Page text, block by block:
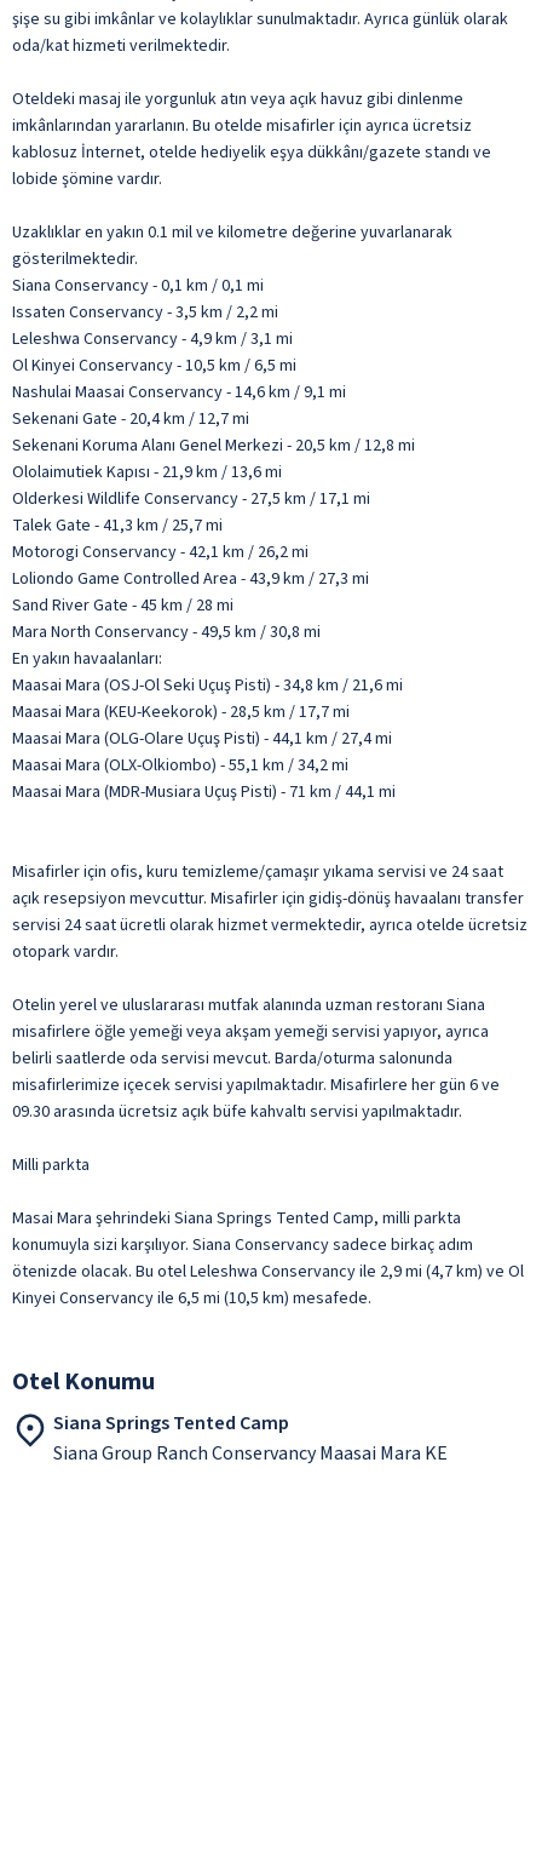
şişe su gibi imkânlar ve kolaylıklar sunulmaktadır. Ayrıca günlük olarak
oda/kat hizmeti verilmektedir.
Oteldeki masaj ile yorgunluk atın veya açık havuz gibi dinlenme
imkânlarından yararlanın. Bu otelde misafirler için ayrıca ücretsiz
kablosuz İnternet, otelde hediyelik eşya dükkânı/gazete standı ve
lobide şömine vardır.
Uzaklıklar en yakın 0.1 mil ve kilometre değerine yuvarlanarak
gösterilmektedir.
Siana Conservancy - 0,1 km / 0,1 mi
Issaten Conservancy - 3,5 km / 2,2 mi
Leleshwa Conservancy - 4,9 km / 3,1 mi
Ol Kinyei Conservancy - 10,5 km / 6,5 mi
Nashulai Maasai Conservancy - 14,6 km / 9,1 mi
Sekenani Gate - 20,4 km / 12,7 mi
Sekenani Koruma Alanı Genel Merkezi - 20,5 km / 12,8 mi
Ololaimutiek Kapısı - 21,9 km / 13,6 mi
Olderkesi Wildlife Conservancy - 27,5 km / 17,1 mi
Talek Gate - 41,3 km / 25,7 mi
Motorogi Conservancy - 42,1 km / 26,2 mi
Loliondo Game Controlled Area - 43,9 km / 27,3 mi
Sand River Gate - 45 km / 28 mi
Mara North Conservancy - 49,5 km / 30,8 mi
En yakın havaalanları:
Maasai Mara (OSJ-Ol Seki Uçuş Pisti) - 34,8 km / 21,6 mi
Maasai Mara (KEU-Keekorok) - 28,5 km / 17,7 mi
Maasai Mara (OLG-Olare Uçuş Pisti) - 44,1 km / 27,4 mi
Maasai Mara (OLX-Olkiombo) - 55,1 km / 34,2 mi
Maasai Mara (MDR-Musiara Uçuş Pisti) - 71 km / 44,1 mi
Misafirler için ofis, kuru temizleme/çamaşır yıkama servisi ve 24 saat
açık resepsiyon mevcuttur. Misafirler için gidiş-dönüş havaalanı transfer
servisi 24 saat ücretli olarak hizmet vermektedir, ayrıca otelde ücretsiz
otopark vardır.
Otelin yerel ve uluslararası mutfak alanında uzman restoranı Siana
misafirlere öğle yemeği veya akşam yemeği servisi yapıyor, ayrıca
belirli saatlerde oda servisi mevcut. Barda/oturma salonunda
misafirlerimize içecek servisi yapılmaktadır. Misafirlere her gün 6 ve
09.30 arasında ücretsiz açık büfe kahvaltı servisi yapılmaktadır.
Milli parkta
Masai Mara şehrindeki Siana Springs Tented Camp, milli parkta
konumuyla sizi karşılıyor. Siana Conservancy sadece birkaç adım
ötenizde olacak. Bu otel Leleshwa Conservancy ile 2,9 mi (4,7 km) ve Ol
Kinyei Conservancy ile 6,5 mi (10,5 km) mesafede.
Otel Konumu
Siana Springs Tented Camp
Siana Group Ranch Conservancy Maasai Mara KE